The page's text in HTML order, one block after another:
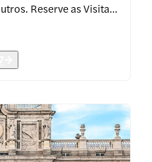
Reserve as Visitas